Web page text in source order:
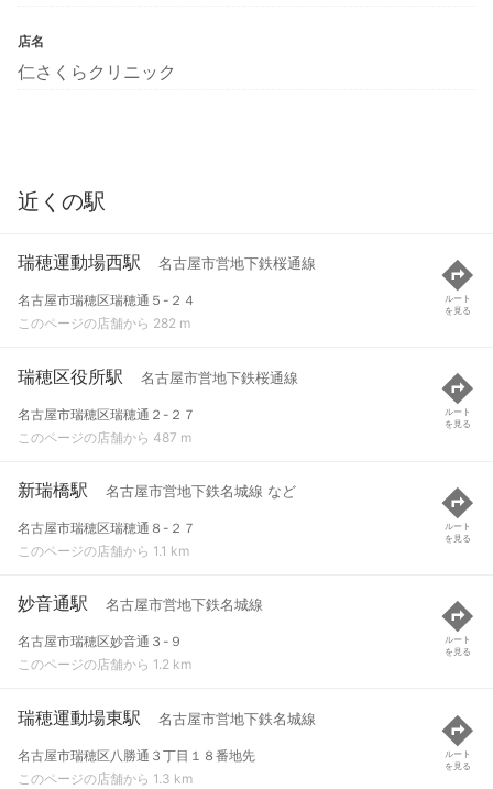
店名
仁さくらクリニック
近くの駅
瑞穂運動場西駅 名古屋市営地下鉄桜通線
名古屋市瑞穂区瑞穂通５-２４
このページの店舗から 282 m
ルート
を見る
瑞穂区役所駅 名古屋市営地下鉄桜通線
名古屋市瑞穂区瑞穂通２-２７
このページの店舗から 487 m
ルート
を見る
新瑞橋駅 名古屋市営地下鉄名城線 など
名古屋市瑞穂区瑞穂通８-２７
このページの店舗から 1.1 km
ルート
を見る
妙音通駅 名古屋市営地下鉄名城線
名古屋市瑞穂区妙音通３-９
このページの店舗から 1.2 km
ルート
を見る
瑞穂運動場東駅 名古屋市営地下鉄名城線
名古屋市瑞穂区八勝通３丁目１８番地先
このページの店舗から 1.3 km
ルート
を見る